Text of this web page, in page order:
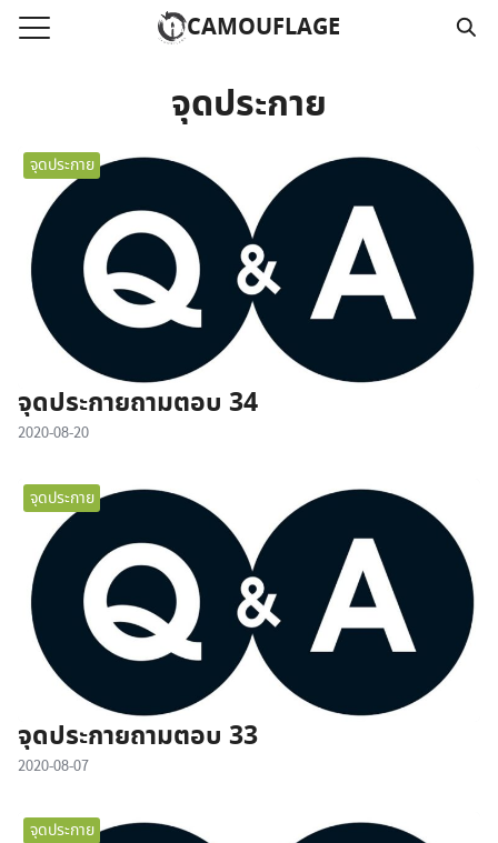
Skip
CAMOUFLAGE
ามคลิปเสียงธรรม
ลด MP3
งสือออนไลน์
จุดประกาย
จุดประกาย
จุดประกายถามตอบ 34
2020-08-20
จุดประกาย
จุดประกายถามตอบ 33
2020-08-07
จุดประกาย